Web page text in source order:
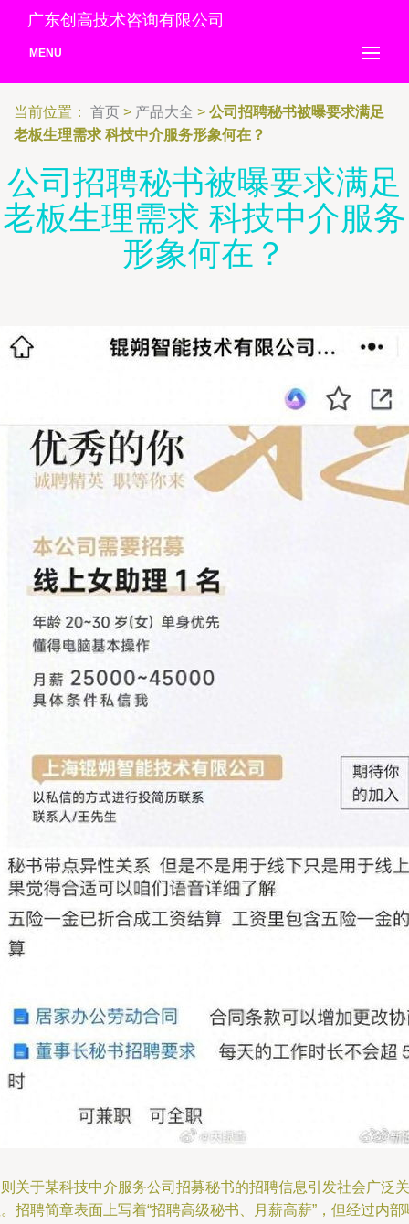
广东创高技术咨询有限公司
MENU
当前位置： 首页 > 产品大全 > 公司招聘秘书被曝要求满足
老板生理需求 科技中介服务形象何在？
公司招聘秘书被曝要求满足
老板生理需求 科技中介服务
形象何在？
关于某科技中介服务公司招募秘书的招聘信息引发社会广泛关
招聘简章表面上写着“招聘高级秘书、月薪高薪”，但经过内部